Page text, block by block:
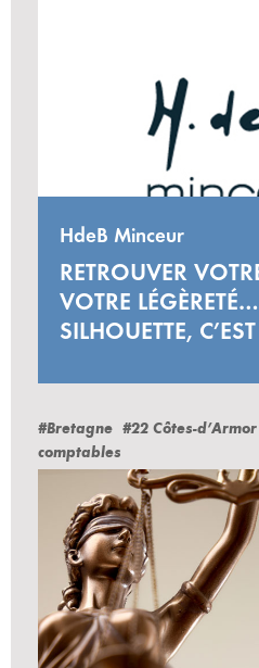
HdeB Minceur
RETROUVER
VOTRE
SILHOUETTE,
#Bretagne #22 Côtes-d’Armor
comptables